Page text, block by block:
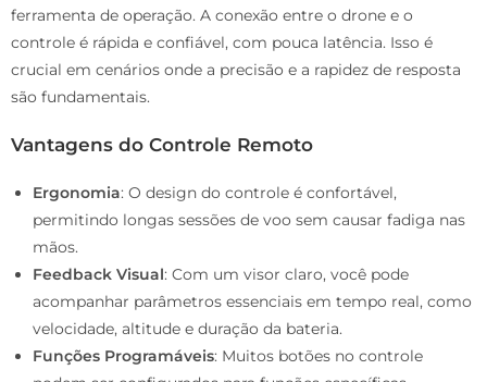
ferramenta de operação. A conexão entre o drone e o
controle é rápida e confiável, com pouca latência. Isso é
crucial em cenários onde a precisão e a rapidez de resposta
são fundamentais.
Vantagens do Controle Remoto
Ergonomia: O design do controle é confortável,
permitindo longas sessões de voo sem causar fadiga nas
mãos.
Feedback Visual: Com um visor claro, você pode
acompanhar parâmetros essenciais em tempo real, como
velocidade, altitude e duração da bateria.
Funções Programáveis: Muitos botões no controle